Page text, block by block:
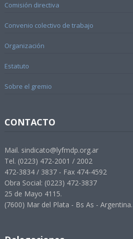
Comisión directiva
Convenio colectivo de trabajo
Organización
Estatuto
Sobre el gremio
CONTACTO
Mail. sindicato@lyfmdp.org.ar
Tel. (0223) 472-2001 / 2002
472-3834 / 3837 - Fax 474-4592
Obra Social: (0223) 472-3837
25 de Mayo 4115.
(7600) Mar del Plata - Bs As - Argentina.